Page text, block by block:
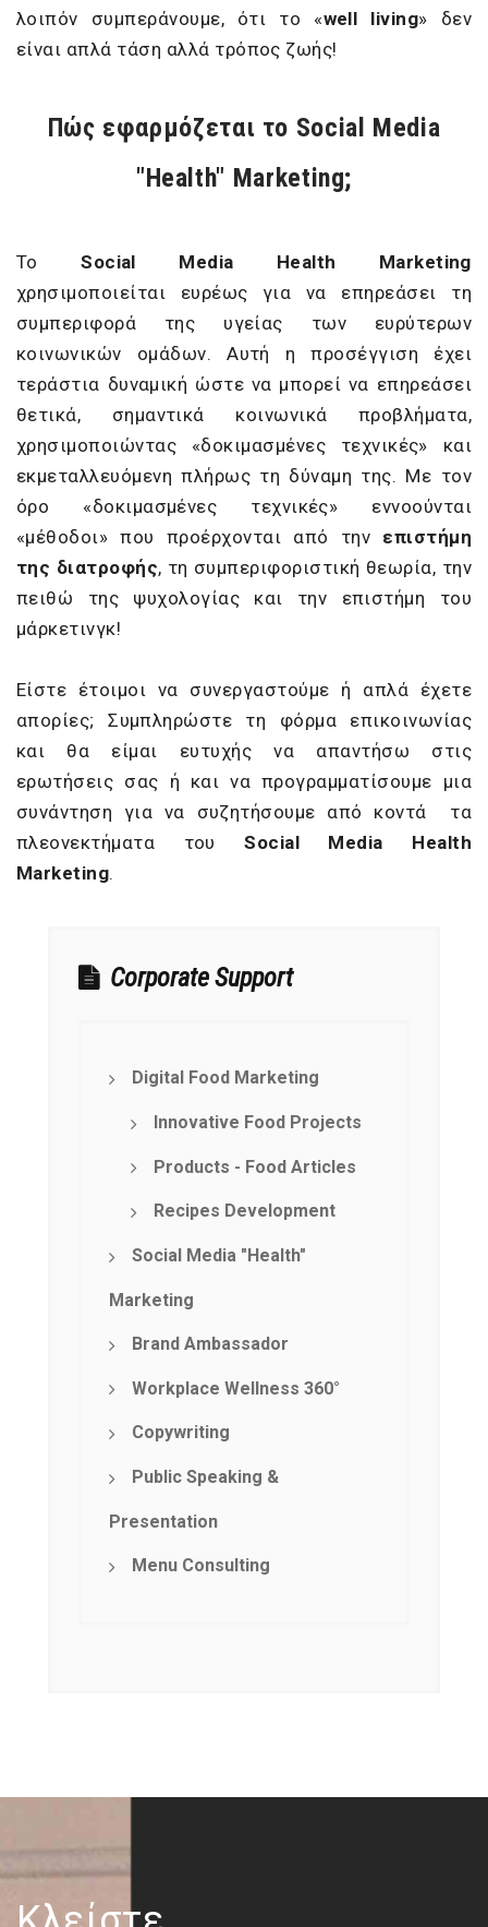
λοιπόν συμπεράνουμε, ότι το «well living» δεν
είναι απλά τάση αλλά τρόπος ζωής!
Πώς εφαρμόζεται το Social Media
"Health" Marketing;
ΤοSocial Media Health
Marketing
χρησιμοποιείται ευρέως για να επηρεάσει τη
συμπεριφορά της υγείας των ευρύτερων
κοινωνικών ομάδων. Αυτή η προσέγγιση έχει
τεράστια δυναμική ώστε να μπορεί να επηρεάσει
θετικά, σημαντικά κοινωνικά προβλήματα,
χρησιμοποιώντας «δοκιμασμένες τεχνικές» και
εκμεταλλευόμενη πλήρως τη δύναμη της. Με τον
όρο «δοκιμασμένες τεχνικές» εννοούνται
«μέθοδοι» που προέρχονται από την επιστήμη
της διατροφής, τη συμπεριφοριστική θεωρία, την
πειθώ της ψυχολογίας και την επιστήμη του
μάρκετινγκ!
Είστε έτοιμοι να συνεργαστούμε ή απλά έχετε
απορίες; Συμπληρώστε τη φόρμα επικοινωνίας
και θα είμαι ευτυχής να απαντήσω στις
ερωτήσεις σας ή και να προγραμματίσουμε μια
συνάντηση για να συζητήσουμε από κοντά τα
πλεονεκτήματα τουSocial Media Health
Marketing.
Corporate Support
Digital Food Marketing
Innovative Food Projects
Products - Food Articles
Recipes Development
Social Media "Health"
Marketing
Brand Ambassador
Workplace Wellness 360°
Copywriting
Public Speaking &
Presentation
Menu Consulting